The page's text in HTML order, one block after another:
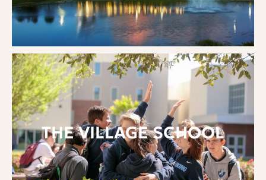
THE VILLAGE SCHOOL